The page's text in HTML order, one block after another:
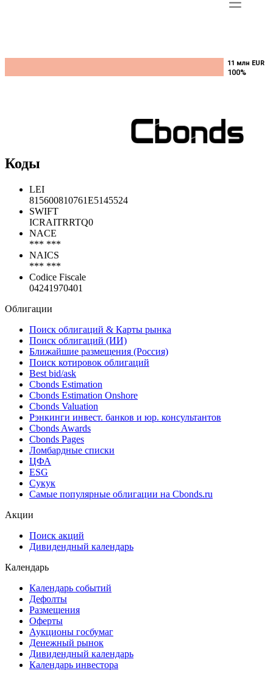
11 млн EUR
100%
11 млн EUR
100%
Коды
LEI
815600810761E5145524
SWIFT
ICRAITRRTQ0
NACE
*** ***
NAICS
*** ***
Codice Fiscale
04241970401
Облигации
Поиск облигаций & Карты рынка
Поиск облигаций (ИИ)
Ближайшие размещения (Россия)
Поиск котировок облигаций
Best bid/ask
Cbonds Estimation
Cbonds Estimation Onshore
Cbonds Valuation
Рэнкинги инвест. банков и юр. консультантов
Cbonds Awards
Cbonds Pages
Ломбардные списки
ЦФА
ESG
Сукук
Самые популярные облигации на Cbonds.ru
Акции
Поиск акций
Дивидендный календарь
Календарь
Календарь событий
Дефолты
Размещения
Оферты
Аукционы госбумаг
Денежный рынок
Дивидендный календарь
Календарь инвестора